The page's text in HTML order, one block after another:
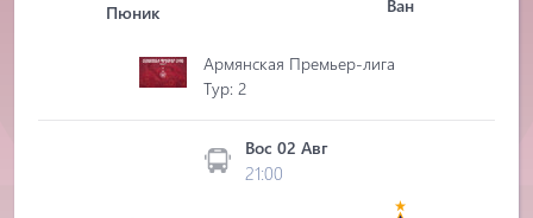
Пюник Ван
Армянская Премьер-лига
Tур: 2
Вос 02 Авг
21:00